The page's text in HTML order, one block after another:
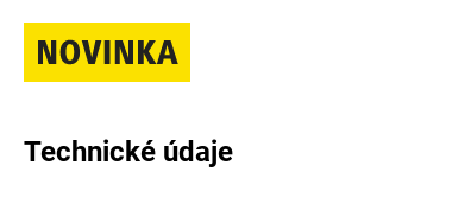
Technické údaje